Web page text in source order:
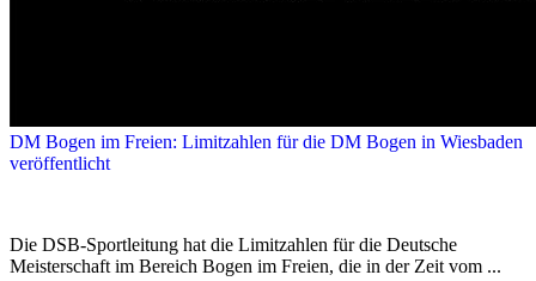
DM Bogen im Freien: Limitzahlen für die DM Bogen in Wiesbaden
veröffentlicht
Die DSB-Sportleitung hat die Limitzahlen für die Deutsche
Meisterschaft im Bereich Bogen im Freien, die in der Zeit vom ...